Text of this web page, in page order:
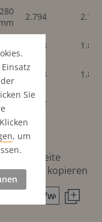
2.794 2.794
1.818 1.818
mm
1.818 1.818
1.022
zur Seite
zu kopieren
Sie
, um